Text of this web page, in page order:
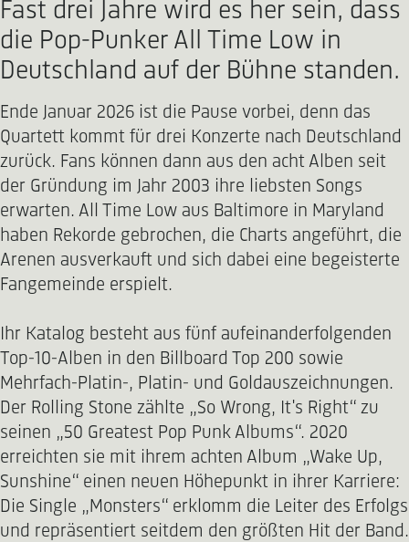
Fast drei Jahre wird es her sein, dass
die Pop-Punker All Time Low in
Deutschland auf der Bühne standen.
Ende Januar 2026 ist die Pause vorbei, denn das
Quartett kommt für drei Konzerte nach Deutschland
zurück. Fans können dann aus den acht Alben seit
der Gründung im Jahr 2003 ihre liebsten Songs
erwarten. All Time Low aus Baltimore in Maryland
haben Rekorde gebrochen, die Charts angeführt, die
Arenen ausverkauft und sich dabei eine begeisterte
Fangemeinde erspielt.
Ihr Katalog besteht aus fünf aufeinanderfolgenden
Top-10-Alben in den Billboard Top 200 sowie
Mehrfach-Platin-, Platin- und Goldauszeichnungen.
Der Rolling Stone zählte „So Wrong, It's Right“ zu
seinen „50 Greatest Pop Punk Albums“. 2020
erreichten sie mit ihrem achten Album „Wake Up,
Sunshine“ einen neuen Höhepunkt in ihrer Karriere:
Die Single „Monsters“ erklomm die Leiter des Erfolgs
und repräsentiert seitdem den größten Hit der Band.